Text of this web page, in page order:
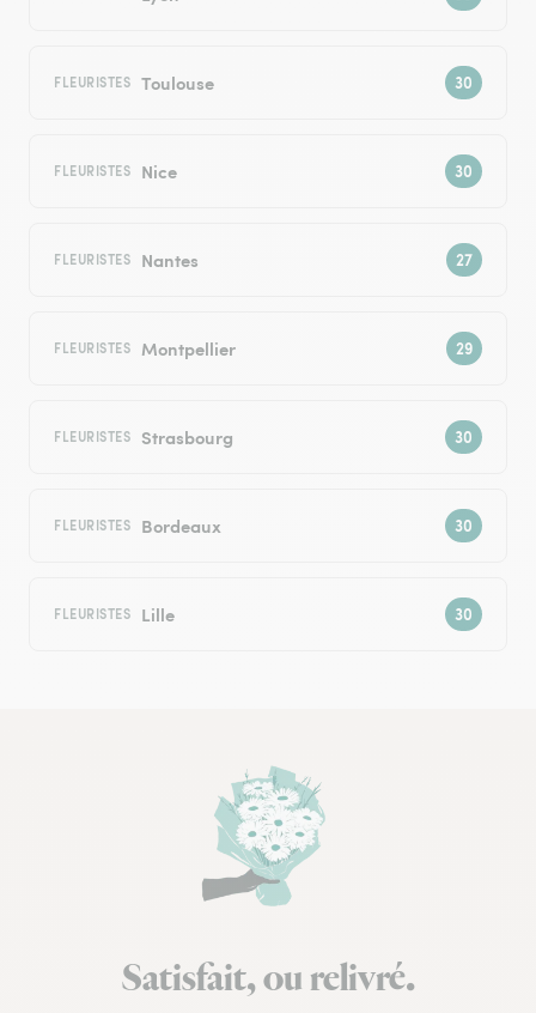
FLEURISTES Toulouse
FLEURISTES Nice
FLEURISTES Nantes
FLEURISTES Montpellier
FLEURISTES Strasbourg
FLEURISTES Bordeaux
FLEURISTES Lille
Satisfait, ou relivré.